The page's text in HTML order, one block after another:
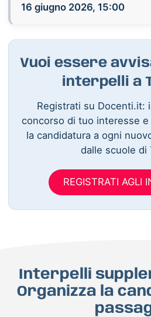
16 giugno 2026, 15:00
Vuoi essere
interpelli a
Registrati su Docenti.it:
concorso di tuo interesse e
la candidatura a ogni
dalle scuole di
REGISTRATI AGLI
Interpelli
Organizza la